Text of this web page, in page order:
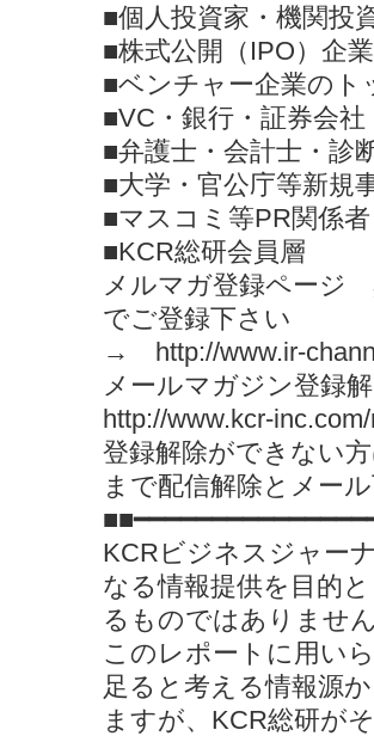
■個人投資家・機関投
■株式公開（IPO）企
■ベンチャー企業のト
■VC・銀行・証券会
■弁護士・会計士・診
■大学・官公庁等新規
■マスコミ等PR関係者
■KCR総研会員層
メルマガ登録ページ
でご登録下さい
→ http://www.ir-
メールマガジン登録
http://www.kcr-
登録解除ができな
まで配信解除とメー
KCRビジネスジャー
なる情報提供を目的
るものではありませ
このレポートに用い
足ると考える情報源
ますが、KCR総研が